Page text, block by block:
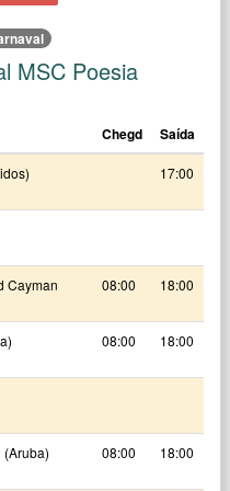
MSC Poesia
Chegd Saída
17:00
Cayman
08:00 18:00
08:00 18:00
(Aruba) 08:00 18:00